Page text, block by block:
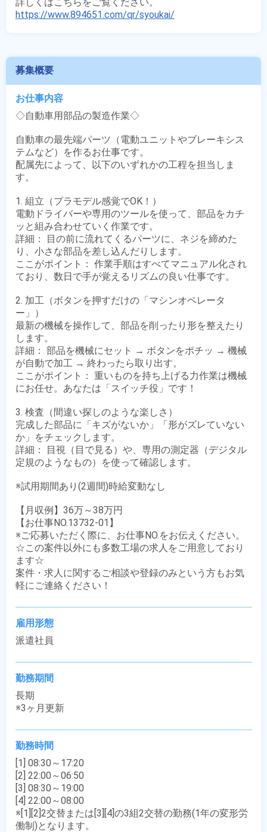
https://www.894651.com/qr/syoukai/
募集概要
お仕事内容
◇自動車用部品の製造作業◇
自動車の最先端パーツ（電動ユニットやブレーキシス
テムなど）を作るお仕事です。
配属先によって、以下のいずれかの工程を担当しま
す。
1. 組立（プラモデル感覚でOK！）
電動ドライバーや専用のツールを使って、部品をカチ
ッと組み合わせていく作業です。
詳細： 目の前に流れてくるパーツに、ネジを締めた
り、小さな部品を差し込んだりします。
ここがポイント： 作業手順はすべてマニュアル化され
ており、数日で手が覚えるリズムの良い仕事です。
2. 加工（ボタンを押すだけの「マシンオペレータ
ー」）
最新の機械を操作して、部品を削ったり形を整えたり
します。
詳細： 部品を機械にセット → ボタンをポチッ → 機械
が自動で加工 → 終わったら取り出す。
ここがポイント： 重いものを持ち上げる力作業は機械
にお任せ。あなたは「スイッチ役」です！
3. 検査（間違い探しのような楽しさ）
完成した部品に「キズがないか」「形がズレていない
か」をチェックします。
詳細： 目視（目で見る）や、専用の測定器（デジタル
定規のようなもの）を使って確認します。
※試用期間あり(2週間)時給変動なし
【月収例】36万～38万円
【お仕事NO.13732-01】
※ご応募いただく際に、お仕事NO.をお伝えください。
☆この案件以外にも多数工場の求人をご用意しており
ます☆
案件・求人に関するご相談や登録のみという方もお気
軽にご連絡ください！
雇用形態
派遣社員
勤務期間
長期
※3ヶ月更新
勤務時間
[1] 08:30～17:20
[2] 22:00～06:50
[3] 08:30～19:00
[4] 22:00～08:00
※[1][2]2交替または[3][4]の3組2交替の勤務(1年の変形労
働制)となります。